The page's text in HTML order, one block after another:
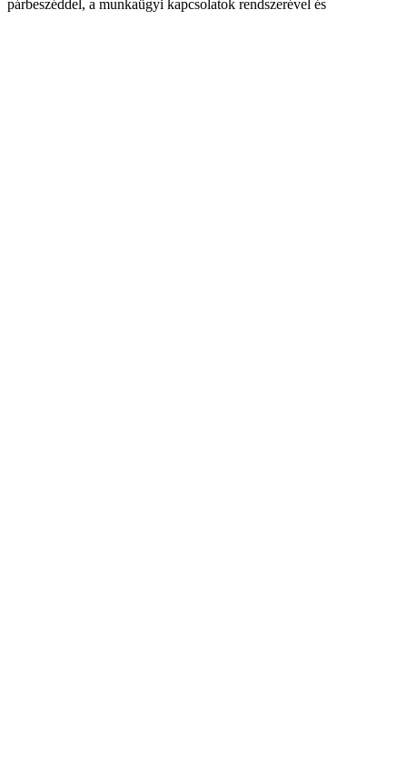
párbeszéddel, a munkaügyi kapcsolatok rendszerével és